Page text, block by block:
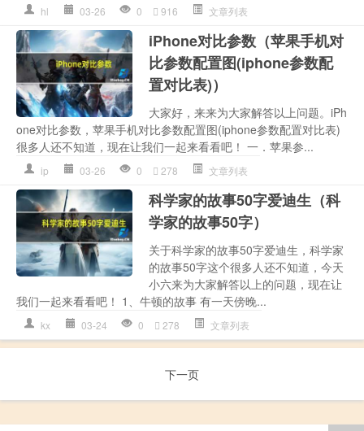
hl 03-26 0 916 文章列表
iPhone对比参数（苹果手机对
比参数配置图(iphone参数配
置对比表)）
大家好，来来为大家解答以上问题。iPh
one对比参数，苹果手机对比参数配置图(iphone参数配置对比表)
很多人还不知道，现在让我们一起来看看吧！ 一．苹果参...
ip 03-26 0 278 文章列表
科学家的故事50字爱迪生（科
学家的故事50字）
关于科学家的故事50字爱迪生，科学家
的故事50字这个很多人还不知道，今天
小六来为大家解答以上的问题，现在让
我们一起来看看吧！ 1、牛顿的故事 有一天傍晚...
kx 03-24 0 278 文章列表
下一页